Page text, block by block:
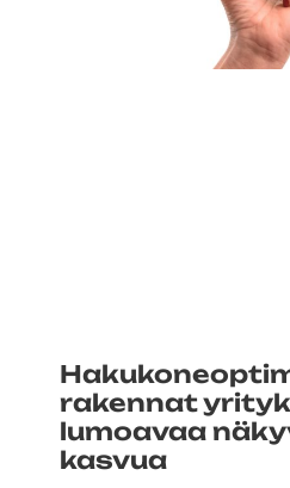
rakennat
lumoavaa
kasvua